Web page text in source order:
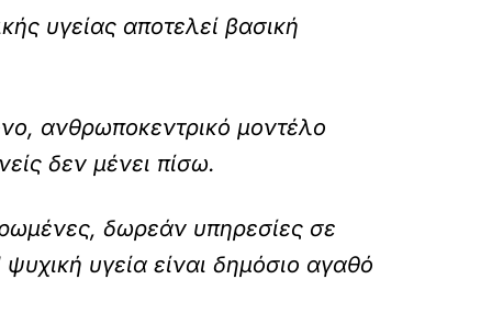
υγείας αποτελεί βασική
ανθρωποκεντρικό μοντέλο
δεν μένει πίσω.
δωρεάν υπηρεσίες σε
υγεία είναι δημόσιο αγαθό